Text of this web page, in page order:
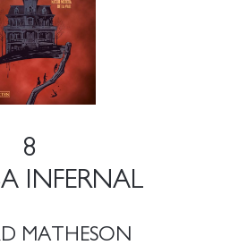
8
INFERNAL
MATHESON